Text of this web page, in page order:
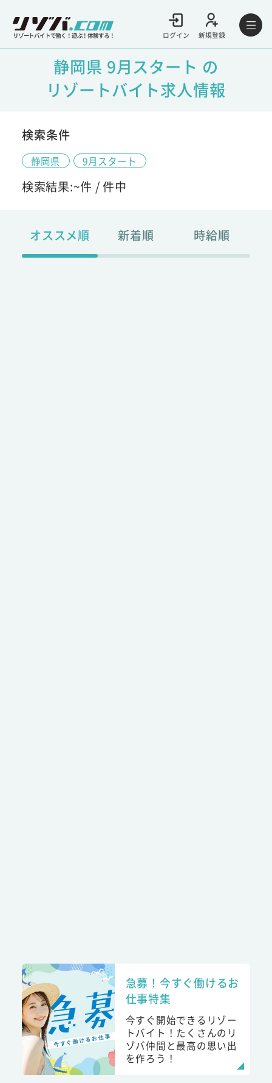
リゾートバイトで働く！遊ぶ！体験する！ ログイン 新規登録
静岡県 9月スタート の
リゾートバイト求人情報
検索条件
静岡県 9月スタート
検索結果:~件 /件中
オススメ順 新着順 時給順
急募！今すぐ働けるお
仕事特集
今すぐ開始できるリゾー
トバイト！たくさんのリ
ゾバ仲間と最高の思い出
を作ろう！